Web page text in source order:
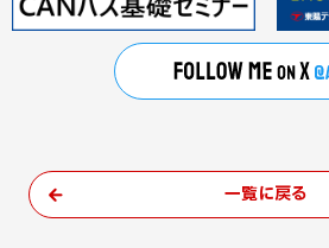
一覧に戻る